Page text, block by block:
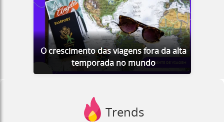
O crescimento das viagens fora da alta
temporada no mundo
Trends